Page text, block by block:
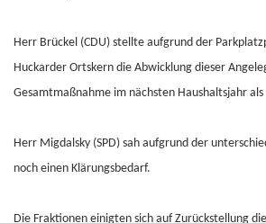
Herr Brückel (CDU) stellte aufgrund der
Huckarder Ortskern die Abwicklung dieser
Gesamtmaßnahme im nächsten Haushaltsjahr
Herr Migdalsky (SPD) sah aufgrund der
noch einen Klärungsbedarf.
Die Fraktionen einigten sich auf Zurückstellung